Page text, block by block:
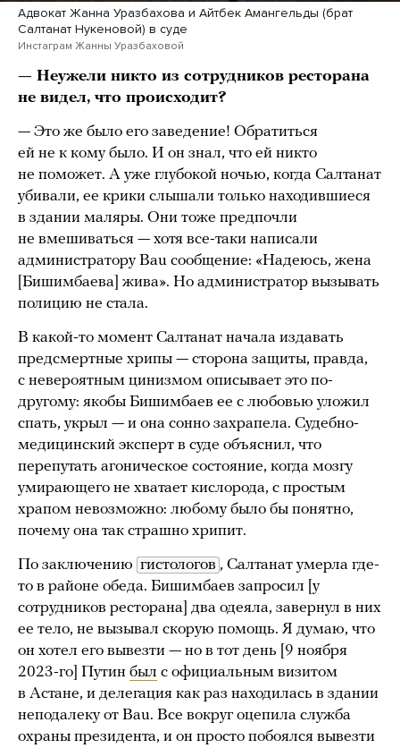
Адвокат Жанна Уразбахова и Айтбек Амангельды (брат
Салтанат Нукеновой) в суде
Инстаграм Жанны Уразбаховой
— Неужели никто из сотрудников ресторана
не видел, что происходит?
— Это же было его заведение! Обратиться
ей не к кому было. И он знал, что ей никто
не поможет. А уже глубокой ночью, когда Салтанат
убивали, ее крики слышали только находившиеся
в здании маляры. Они тоже предпочли
не вмешиваться — хотя все-таки написали
администратору Bau сообщение: «Надеюсь, жена
[Бишимбаева] жива». Но администратор вызывать
полицию не стала.
В какой-то момент Салтанат начала издавать
предсмертные хрипы — сторона защиты, правда,
с невероятным цинизмом описывает это по-
другому: якобы Бишимбаев ее с любовью уложил
спать, укрыл — и она сонно захрапела. Судебно-
медицинский эксперт в суде объяснил, что
перепутать агоническое состояние, когда мозгу
умирающего не хватает кислорода, с простым
храпом невозможно: любому было бы понятно,
почему она так страшно хрипит.
По заключению гистологов , Салтанат умерла где-
то в районе обеда. Бишимбаев запросил [у
сотрудников ресторана] два одеяла, завернул в них
ее тело, не вызывал скорую помощь. Я думаю, что
он хотел его вывезти — но в тот день [9 ноября
2023-го] Путин был с официальным визитом
в Астане, и делегация как раз находилась в здании
неподалеку от Bau. Все вокруг оцепила служба
охраны президента, и он просто побоялся вывезти